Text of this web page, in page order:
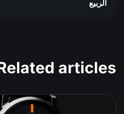
الربيع
articles